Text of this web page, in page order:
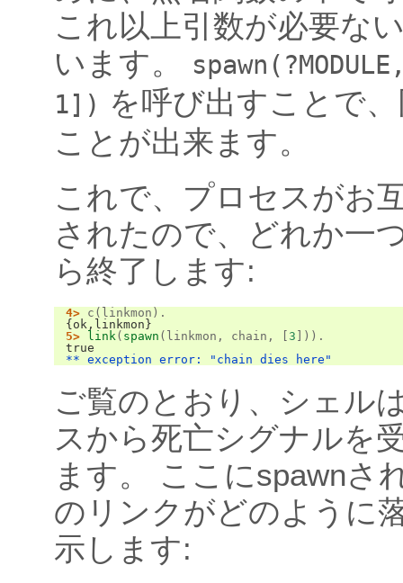
これ以上引数が必要な
います。
1]) を呼び出すことで
ことが出来ます。
これで、プロセスがお
されたので、どれか一
ら終了します:
4> c ( linkmon ).
{ok,linkmon}
5>
link ( spawn ( linkmon , chain , 3 ])).
true
** exception error: "chain dies here"
ご覧のとおり、シェル
スから死亡シグナルを
ます。 ここにspawnさ
のリンクがどのように
示します: